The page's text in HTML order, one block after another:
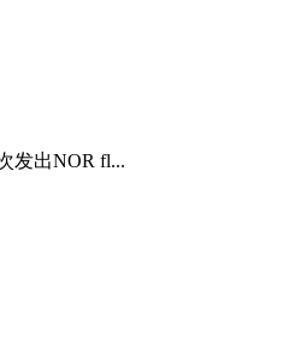
发出NOR fl...